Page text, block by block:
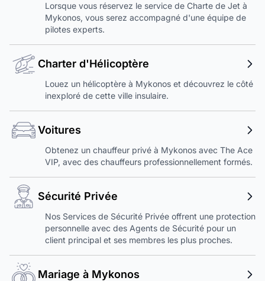
Lorsque vous réservez le service de Charte de Jet à
Mykonos, vous serez accompagné d'une équipe de
pilotes experts.
Charter d'Hélicoptère
Louez un hélicoptère à Mykonos et découvrez le côté
inexploré de cette ville insulaire.
Voitures
Obtenez un chauffeur privé à Mykonos avec The Ace
VIP, avec des chauffeurs professionnellement formés.
Sécurité Privée
Nos Services de Sécurité Privée offrent une protection
personnelle avec des Agents de Sécurité pour un
client principal et ses membres les plus proches.
Mariage à Mykonos